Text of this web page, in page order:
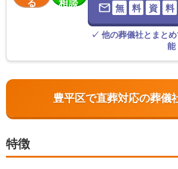
相談
無 料 資 料
✓ 他の葬儀社とまと
能
豊平区で直葬対応の葬儀
特徴